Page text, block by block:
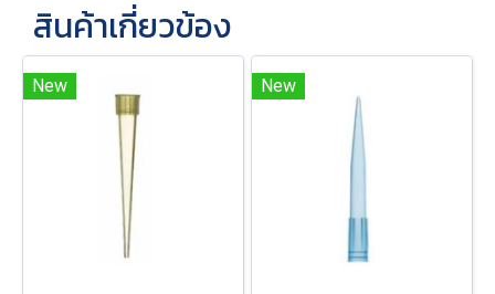
สินค้าเกี่ยวข้อง
New New